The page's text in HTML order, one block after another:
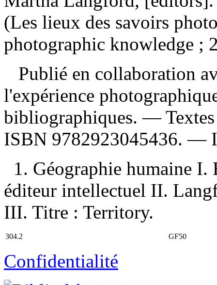
(Les lieux des savoirs
photographic knowledge ;
Publié en collaboration
l'expérience
bibliographiques. —
ISBN 9782923045436. —
1. Géographie humaine
éditeur intellectuel II.
III. Titre : Territory.
304.2 GF50
Confidentialité